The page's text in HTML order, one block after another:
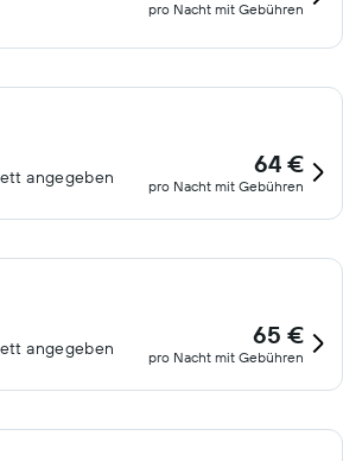
pro Nacht mit Gebühren
angegeben 64 €
pro Nacht mit Gebühren
angegeben 65 €
pro Nacht mit Gebühren